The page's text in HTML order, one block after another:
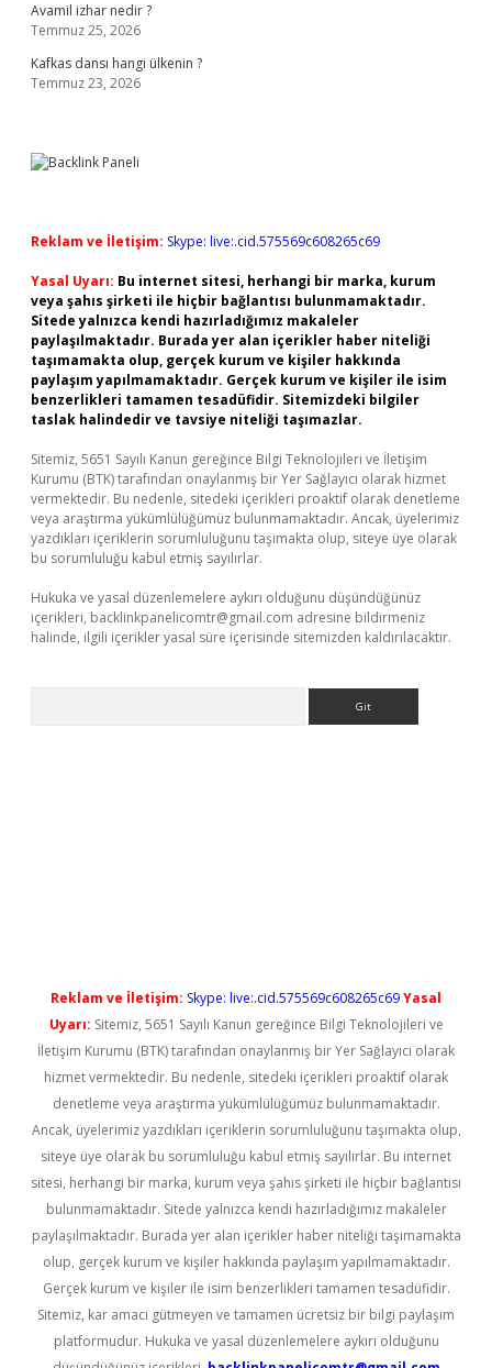
Avamil izhar nedir ?
Temmuz 25, 2026
Kafkas dansı hangi ülkenin ?
Temmuz 23, 2026
Reklam ve İletişim: Skype: live:.cid.575569c608265c69
Yasal Uyarı: Bu internet sitesi, herhangi bir marka, kurum
veya şahıs şirketi ile hiçbir bağlantısı bulunmamaktadır.
Sitede yalnızca kendi hazırladığımız makaleler
paylaşılmaktadır. Burada yer alan içerikler haber niteliği
taşımamakta olup, gerçek kurum ve kişiler hakkında
paylaşım yapılmamaktadır. Gerçek kurum ve kişiler ile isim
benzerlikleri tamamen tesadüfidir. Sitemizdeki bilgiler
taslak halindedir ve tavsiye niteliği taşımazlar.
Sitemiz, 5651 Sayılı Kanun gereğince Bilgi Teknolojileri ve İletişim
Kurumu (BTK) tarafından onaylanmış bir Yer Sağlayıcı olarak hizmet
vermektedir. Bu nedenle, sitedeki içerikleri proaktif olarak denetleme
veya araştırma yükümlülüğümüz bulunmamaktadır. Ancak, üyelerimiz
yazdıkları içeriklerin sorumluluğunu taşımakta olup, siteye üye olarak
bu sorumluluğu kabul etmiş sayılırlar.
Hukuka ve yasal düzenlemelere aykırı olduğunu düşündüğünüz
içerikleri, backlinkpanelicomtr@gmail.com adresine bildirmeniz
halinde, ilgili içerikler yasal süre içerisinde sitemizden kaldırılacaktır.
Reklam ve İletişim: Skype: live:.cid.575569c608265c69Yasal
Uyarı: Sitemiz, 5651 Sayılı Kanun gereğince Bilgi Teknolojileri ve
İletişim Kurumu (BTK) tarafından onaylanmış bir Yer Sağlayıcı olarak
hizmet vermektedir. Bu nedenle, sitedeki içerikleri proaktif olarak
denetleme veya araştırma yükümlülüğümüz bulunmamaktadır.
Ancak, üyelerimiz yazdıkları içeriklerin sorumluluğunu taşımakta olup,
siteye üye olarak bu sorumluluğu kabul etmiş sayılırlar. Bu internet
sitesi, herhangi bir marka, kurum veya şahıs şirketi ile hiçbir bağlantısı
bulunmamaktadır. Sitede yalnızca kendi hazırladığımız makaleler
paylaşılmaktadır. Burada yer alan içerikler haber niteliği taşımamakta
olup, gerçek kurum ve kişiler hakkında paylaşım yapılmamaktadır.
Gerçek kurum ve kişiler ile isim benzerlikleri tamamen tesadüfidir.
Sitemiz, kar amacı gütmeyen ve tamamen ücretsiz bir bilgi paylaşım
platformudur. Hukuka ve yasal düzenlemelere aykırı olduğunu